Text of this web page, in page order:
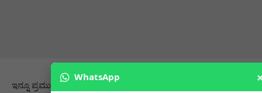
ಇನ್ನೂ ಪ್ರಮುಖವಾಗಿ ಸರ್ಕಾರ ರಚನೆಗೆ ಕಾರಣವಾಗಿದ್ದ ಸಚಿವ ರಮೇಶ್
WhatsApp